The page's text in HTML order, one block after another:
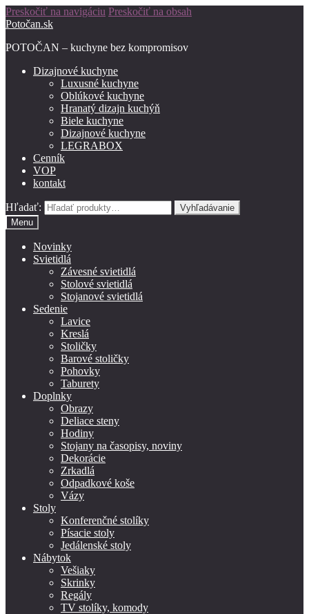
Preskočiť na navigáciu Preskočiť na obsah
Potočan.sk
POTOČAN – kuchyne bez kompromisov
Dizajnové kuchyne
Luxusné kuchyne
Oblúkové kuchyne
Hranatý dizajn kuchýň
Biele kuchyne
Dizajnové kuchyne
LEGRABOX
Cenník
VOP
kontakt
Hľadať:
Vyhľadávanie
Menu
Novinky
Svietidlá
Závesné svietidlá
Stolové svietidlá
Stojanové svietidlá
Sedenie
Lavice
Kreslá
Stoličky
Barové stoličky
Pohovky
Taburety
Doplnky
Obrazy
Deliace steny
Hodiny
Stojany na časopisy, noviny
Dekorácie
Zrkadlá
Odpadkové koše
Vázy
Stoly
Konferenčné stolíky
Písacie stoly
Jedálenské stoly
Nábytok
Vešiaky
Skrinky
Regály
TV stolíky, komody